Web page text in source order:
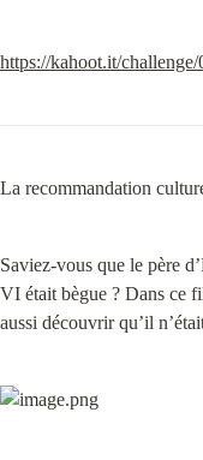
https://kahoot.it/
La recommandation
Saviez-vous que le père
VI était bègue ? Dans ce
aussi découvrir qu’il